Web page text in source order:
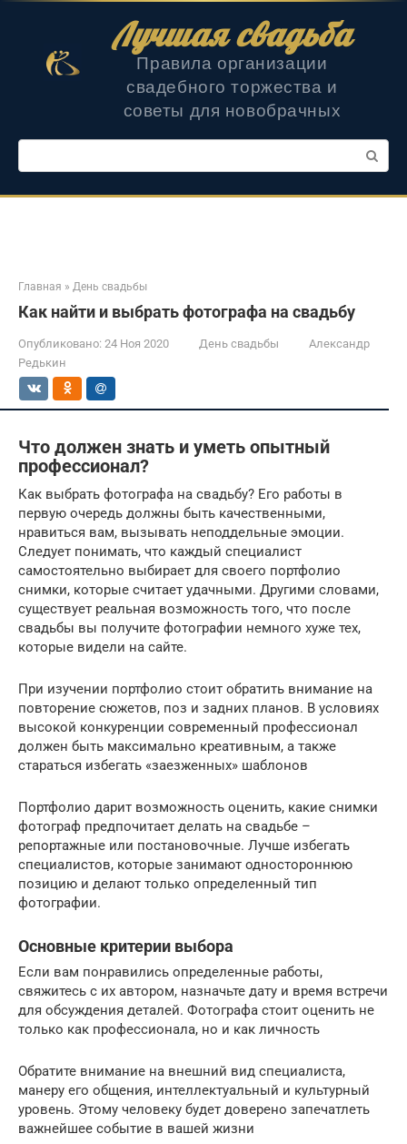
Лучшая свадьба
Правила организации
свадебного торжества и
советы для новобрачных
Поиск:
Главная » День свадьбы
Как найти и выбрать фотографа на свадьбу
Опубликовано: 24 Ноя 2020 День свадьбы
Александр
Редькин
Что должен знать и уметь опытный
профессионал?
Как выбрать фотографа на свадьбу? Его работы в
первую очередь должны быть качественными,
нравиться вам, вызывать неподдельные эмоции.
Следует понимать, что каждый специалист
самостоятельно выбирает для своего портфолио
снимки, которые считает удачными. Другими словами,
существует реальная возможность того, что после
свадьбы вы получите фотографии немного хуже тех,
которые видели на сайте.
При изучении портфолио стоит обратить внимание на
повторение сюжетов, поз и задних планов. В условиях
высокой конкуренции современный профессионал
должен быть максимально креативным, а также
стараться избегать «заезженных» шаблонов
Портфолио дарит возможность оценить, какие снимки
фотограф предпочитает делать на свадьбе –
репортажные или постановочные. Лучше избегать
специалистов, которые занимают одностороннюю
позицию и делают только определенный тип
фотографии.
Основные критерии выбора
Если вам понравились определенные работы,
свяжитесь с их автором, назначьте дату и время встречи
для обсуждения деталей. Фотографа стоит оценить не
только как профессионала, но и как личность
Обратите внимание на внешний вид специалиста,
манеру его общения, интеллектуальный и культурный
уровень. Этому человеку будет доверено запечатлеть
важнейшее событие в вашей жизни